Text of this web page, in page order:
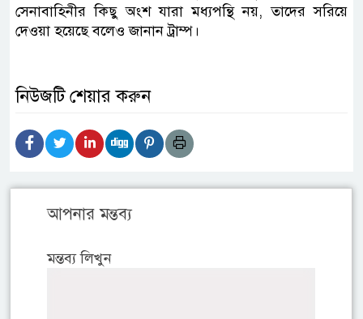
সেনাবাহিনীর কিছু অংশ যারা মধ্যপন্থি নয়, তাদের সরিয়ে
দেওয়া হয়েছে বলেও জানান ট্রাম্প।
নিউজটি শেয়ার করুন
আপনার মন্তব্য
মন্তব্য লিখুন